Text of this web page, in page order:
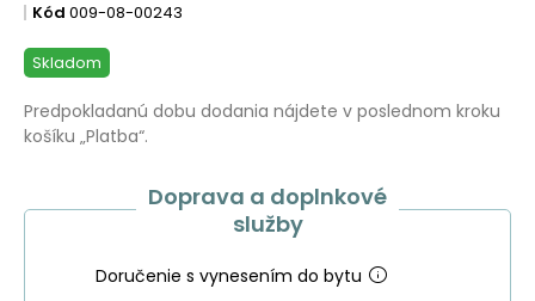
Kód 009-08-00243
Skladom
Predpokladanú dobu dodania nájdete v poslednom kroku
košíku „Platba“.
Doprava a doplnkové
služby
Doručenie s vynesením do bytu